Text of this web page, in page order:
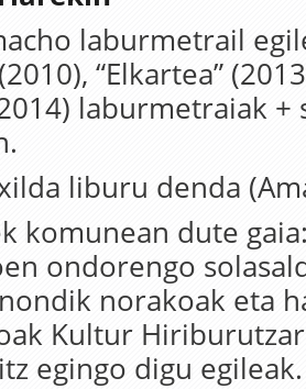
laburmetrail
“Elkartea”
laburmetraiak +
liburu denda
komunean dute
ondorengo
norakoak eta
Kultur
egingo digu egileak.